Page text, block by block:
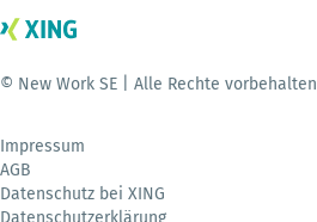
© New Work SE | Alle Rechte vorbehalten
Impressum
AGB
Datenschutz bei XING
Datenschutzerklärung